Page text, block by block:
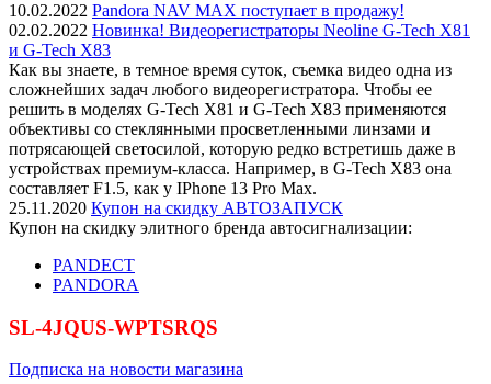
10.02.2022 Pandora NAV MAX поступает в продажу!
02.02.2022 Новинка! Видеорегистраторы Neoline G-Tech X81
и G-Tech X83
Как вы знаете, в темное время суток, съемка видео одна из
сложнейших задач любого видеорегистратора. Чтобы ее
решить в моделях G-Tech X81 и G-Tech X83 применяются
объективы со стеклянными просветленными линзами и
потрясающей светосилой, которую редко встретишь даже в
устройствах премиум-класса. Например, в G-Tech X83 она
составляет F1.5, как у IPhone 13 Pro Max.
25.11.2020 Купон на скидку АВТОЗАПУСК
Купон на скидку элитного бренда автосигнализации:
PANDECT
PANDORA
SL-4JQUS-WPTSRQS
Подписка на новости магазина